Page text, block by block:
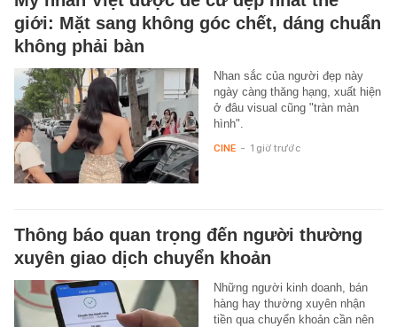
giới: Mặt sang không góc chết, dáng chuẩn
không phải bàn
Nhan sắc của người đẹp này
ngày càng thăng hạng, xuất hiện
ở đâu visual cũng "tràn màn
hình".
CINE - 1 giờ trước
Thông báo quan trọng đến người thường
xuyên giao dịch chuyển khoản
Những người kinh doanh, bán
hàng hay thường xuyên nhận
tiền qua chuyển khoản cần nên